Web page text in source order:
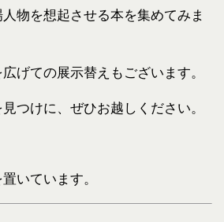
物を想起させる本を集めてみま
げての展示替えもございます。
つけに、ぜひお越しください。
いています。